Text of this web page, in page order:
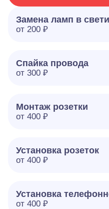
Замена ламп в
от 200 ₽
Спайка провода
от 300 ₽
Монтаж розетки
от 400 ₽
Установка розеток
от 400 ₽
Установка
от 400 ₽